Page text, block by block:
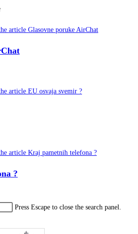
?
Press Escape to close the search panel.